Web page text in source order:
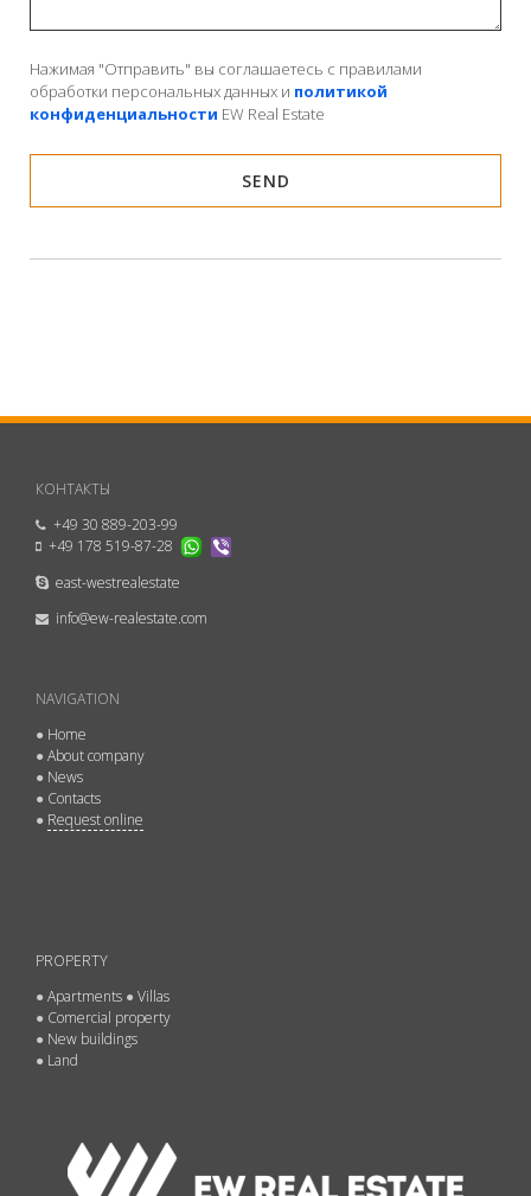
Нажимая "Отправить" вы соглашаетесь с правилами
обработки персональных данных и политикой
конфиденциальности EW Real Estate
КОНТАКТЫ
+49 30 889-203-99
+49 178 519-87-28
east-westrealestate
info@ew-realestate.com
NAVIGATION
● Home
● About company
● News
● Contacts
● Request online
PROPERTY
● Apartments ● Villas
● Comercial property
● New buildings
● Land